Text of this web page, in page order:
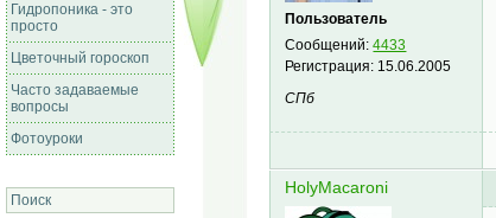
Гидропоника - это
просто
Цветочный гороскоп
Часто задаваемые
вопросы
Фотоуроки
Поиск
Пользователь
Сообщений:4433
Регистрация: 15.06.2005
СПб
HolyMacaroni